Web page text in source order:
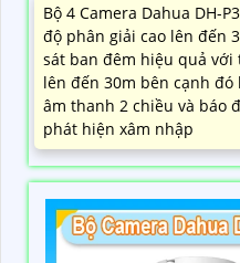
Bộ 4 Camera Dahua DH-
độ phân giải cao lên đến
sát ban đêm hiệu quả với
lên đến 30m bên cạnh
âm thanh 2 chiều và báo
phát hiện xâm nhập